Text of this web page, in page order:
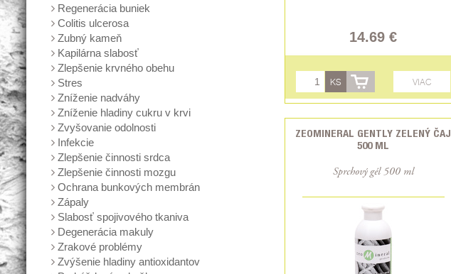
Regenerácia buniek
Colitis ulcerosa
Zubný kameň
Kapilárna slabosť
Zlepšenie krvného obehu
Stres
Zníženie nadváhy
Zníženie hladiny cukru v krvi
Zvyšovanie odolnosti
Infekcie
Zlepšenie činnosti srdca
Zlepšenie činnosti mozgu
Ochrana bunkových membrán
Zápaly
Slabosť spojivového tkaniva
Degenerácia makuly
Zrakové problémy
Zvýšenie hladiny antioxidantov
14.69 €
KS VIAC
ZEOMINERAL GENTLY ZELENÝ ČAJ
500 ML
Sprchový gél 500 ml